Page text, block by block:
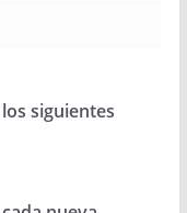
siguientes